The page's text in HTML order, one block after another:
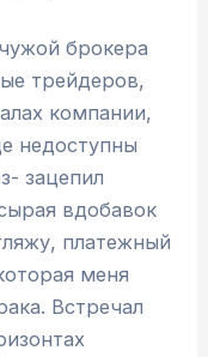
брокера
трейдеров,
компании,
недоступны
зацепил
вдобавок
платежный
меня
Встречал